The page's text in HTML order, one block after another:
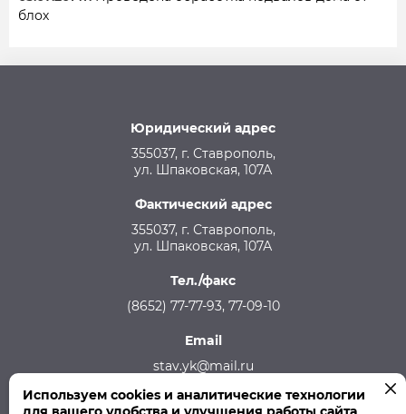
блох
Юридический адрес
355037, г. Ставрополь,
ул. Шпаковская, 107А
Фактический адрес
355037, г. Ставрополь,
ул. Шпаковская, 107А
Тел./факс
(8652) 77-77-93, 77-09-10
Email
stav.yk@mail.ru
Телефон аварийной службы
Используем cookies и аналитические технологии